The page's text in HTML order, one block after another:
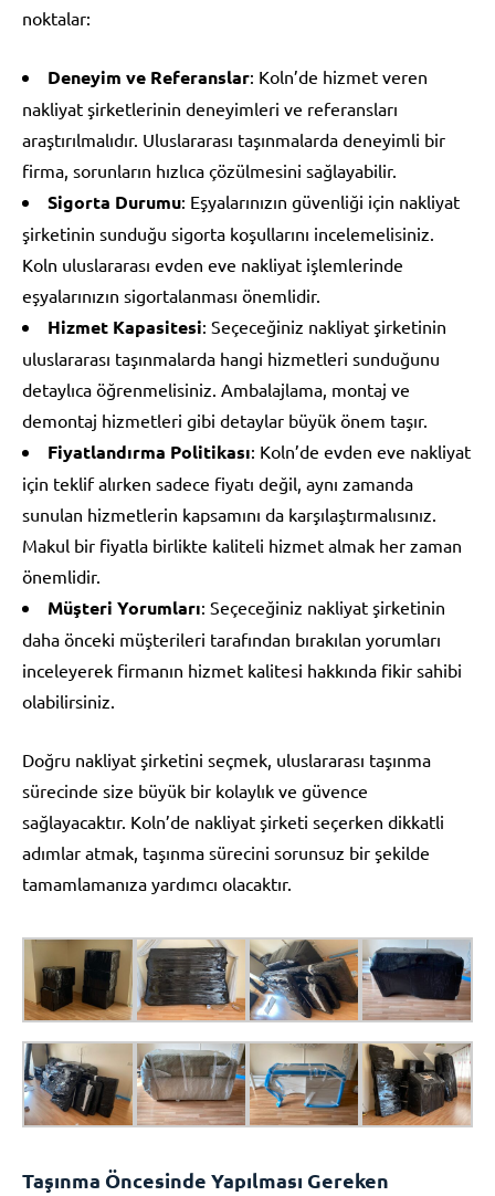
noktalar:
Deneyim ve Referanslar: Koln’de hizmet veren
nakliyat şirketlerinin deneyimleri ve referansları
araştırılmalıdır. Uluslararası taşınmalarda deneyimli bir
firma, sorunların hızlıca çözülmesini sağlayabilir.
Sigorta Durumu: Eşyalarınızın güvenliği için nakliyat
şirketinin sunduğu sigorta koşullarını incelemelisiniz.
Koln uluslararası evden eve nakliyat işlemlerinde
eşyalarınızın sigortalanması önemlidir.
Hizmet Kapasitesi: Seçeceğiniz nakliyat şirketinin
uluslararası taşınmalarda hangi hizmetleri sunduğunu
detaylıca öğrenmelisiniz. Ambalajlama, montaj ve
demontaj hizmetleri gibi detaylar büyük önem taşır.
Fiyatlandırma Politikası: Koln’de evden eve nakliyat
için teklif alırken sadece fiyatı değil, aynı zamanda
sunulan hizmetlerin kapsamını da karşılaştırmalısınız.
Makul bir fiyatla birlikte kaliteli hizmet almak her zaman
önemlidir.
Müşteri Yorumları: Seçeceğiniz nakliyat şirketinin
daha önceki müşterileri tarafından bırakılan yorumları
inceleyerek firmanın hizmet kalitesi hakkında fikir sahibi
olabilirsiniz.
Doğru nakliyat şirketini seçmek, uluslararası taşınma
sürecinde size büyük bir kolaylık ve güvence
sağlayacaktır. Koln’de nakliyat şirketi seçerken dikkatli
adımlar atmak, taşınma sürecini sorunsuz bir şekilde
tamamlamanıza yardımcı olacaktır.
Taşınma Öncesinde Yapılması Gereken